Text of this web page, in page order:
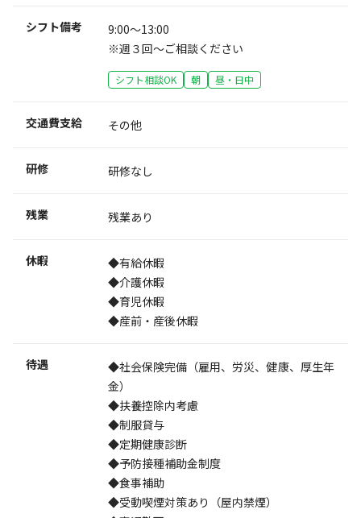
シフト備考
9:00～13:00
※週３回～ご相談ください
シフト相談OK 朝 昼・日中
交通費支給 その他
研修 研修なし
残業 残業あり
休暇
◆有給休暇
◆介護休暇
◆育児休暇
◆産前・産後休暇
待遇
◆社会保険完備（雇用、労災、健康、厚生年
金）
◆扶養控除内考慮
◆制服貸与
◆定期健康診断
◆予防接種補助金制度
◆食事補助
◆受動喫煙対策あり（屋内禁煙）